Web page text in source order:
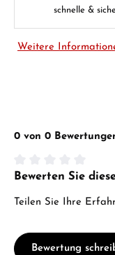
schnelle &
Weitere
0 von 0
Durchschnittliche
Bewerten Sie
Teilen Sie Ihre
Bewertung